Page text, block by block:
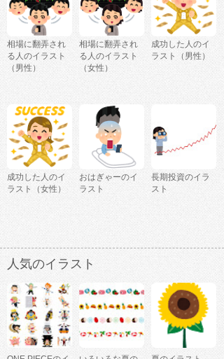
相場に翻弄され
る人のイラスト
（男性）
相場に翻弄され
る人のイラスト
（女性）
成功した人のイ
ラスト（男性）
成功した人のイ
ラスト（女性）
おはぎゃーのイ
ラスト
長期投資のイラ
スト
人気のイラスト